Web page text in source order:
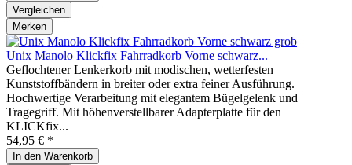
Vergleichen
Merken
Unix Manolo Klickfix Fahrradkorb Vorne schwarz...
Geflochtener Lenkerkorb mit modischen, wetterfesten
Kunststoffbändern in breiter oder extra feiner Ausführung.
Hochwertige Verarbeitung mit elegantem Bügelgelenk und
Tragegriff. Mit höhenverstellbarer Adapterplatte für den
KLICKfix...
54,95 € *
In den Warenkorb